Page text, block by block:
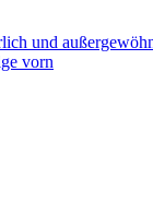
und
vorn